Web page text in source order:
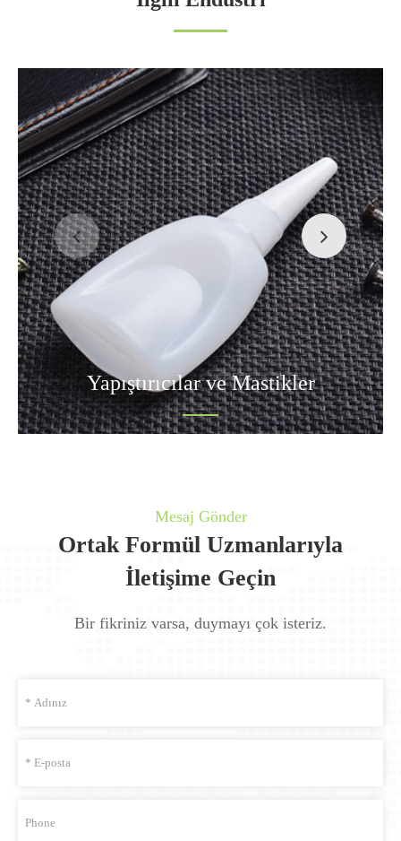
Yapıştırıcılar ve Mastikler
Mesaj Gönder
Ortak Formül Uzmanlarıyla
İletişime Geçin
Bir fikriniz varsa, duymayı çok isteriz.